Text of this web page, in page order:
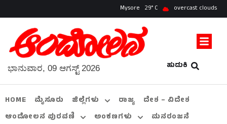
Mysore 29 overcast clouds
ಹುಡುಕಿ
ಭಾನುವಾರ, 09 ಆಗಸ್ಟ್ 2026
HOME ಮೈಸೂರು ಜಿಲ್ಲೆಗಳು ರಾಜ್ಯ
ದೇಶ – ವಿದೇಶ
ಆಂದೋಲನ ಪುರವಣಿ
ಅಂಕಣಗಳು
ಮನರಂಜನೆ